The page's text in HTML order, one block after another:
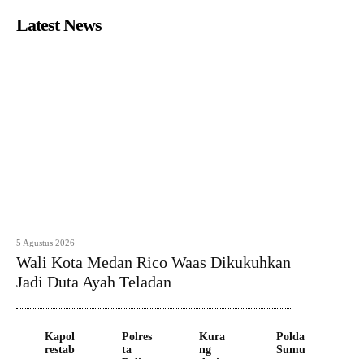
Latest News
5 Agustus 2026
Wali Kota Medan Rico Waas Dikukuhkan
Jadi Duta Ayah Teladan
Kapol
restab
Polres
ta
Kura
ng
Polda
Sumu